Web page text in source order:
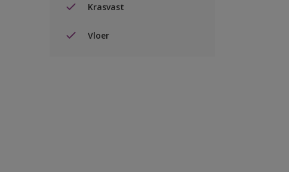
Krasvast
Vloer